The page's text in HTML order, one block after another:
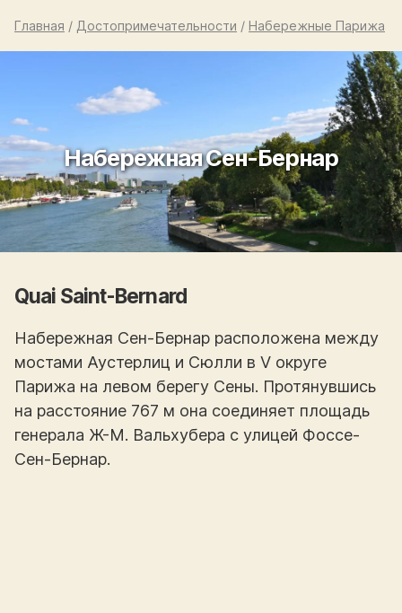
Главная / Достопримечательности / Набережные Парижа
Набережная Сен-Бернар
Quai Saint-Bernard
Набережная Сен-Бернар расположена между
мостами Аустерлиц и Сюлли в V округе
Парижа на левом берегу Сены. Протянувшись
на расстояние 767 м она соединяет площадь
генерала Ж-М. Вальхубера с улицей Фоссе-
Сен-Бернар.